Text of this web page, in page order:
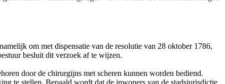
om met dispensatie van de resolutie van 28 oktober 1786,
besluit dit verzoek af te wijzen.
door de chirurgijns met scheren kunnen worden bediend.
te stellen. Bepaald wordt dat de inwoners van de stadsjurisdictie